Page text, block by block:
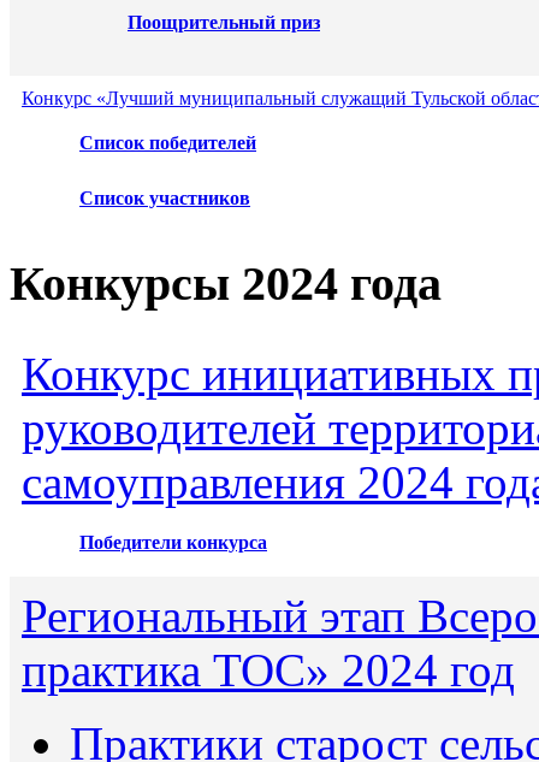
Поощрительный приз
Конкурс «Лучший муниципальный служащий Тульской
Список победителей
Список участников
Конкурсы 2024 года
Конкурс инициативных
руководителей
самоуправления 2024
Победители конкурса
Региональный этап
практика ТОС» 2024 год
Практики старост